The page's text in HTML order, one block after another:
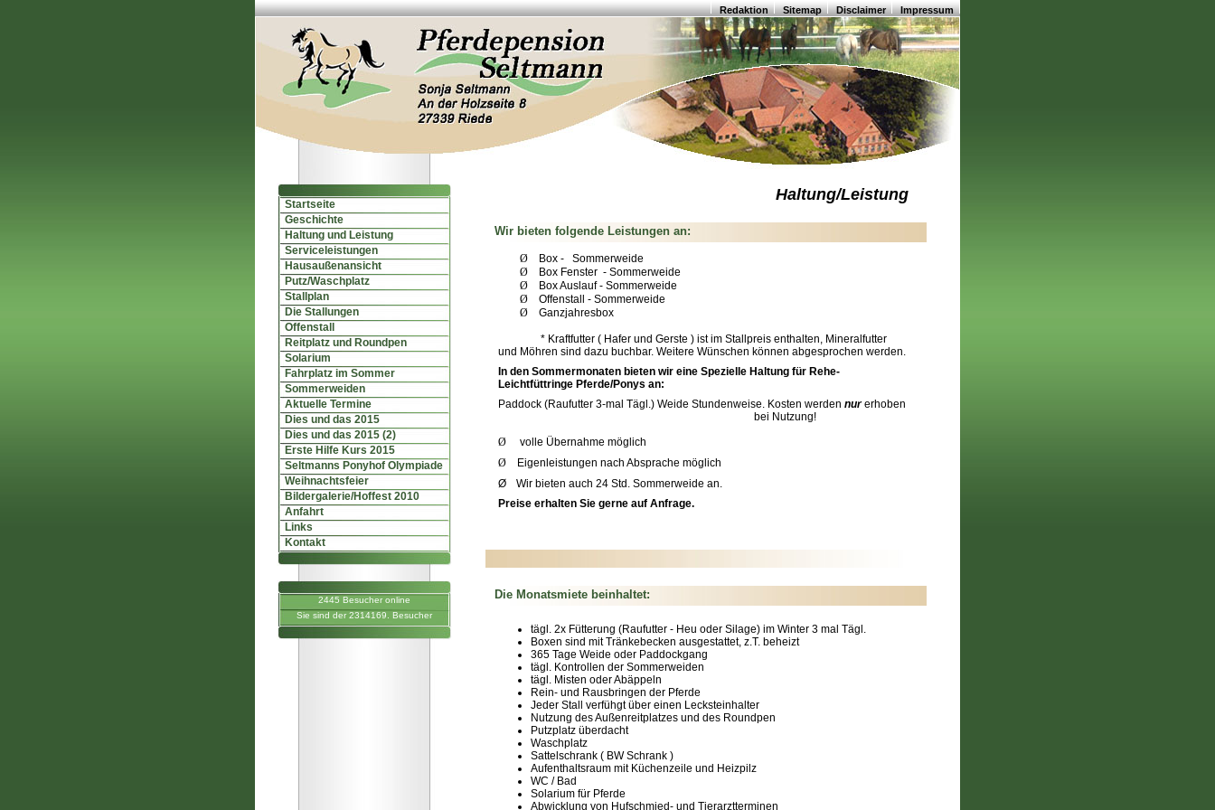
Redaktion Sitemap Disclaimer Impressum
Startseite
Geschichte
Haltung und Leistung
Serviceleistungen
Hausaußenansicht
Putz/Waschplatz
Stallplan
Die Stallungen
Offenstall
Reitplatz und Roundpen
Solarium
Fahrplatz im Sommer
Sommerweiden
Aktuelle Termine
Dies und das 2015
Dies und das 2015 (2)
Erste Hilfe Kurs 2015
Seltmanns Ponyhof Olympiade
Weihnachtsfeier
Bildergalerie/Hoffest 2010
Anfahrt
Links
Kontakt
2445 Besucher online
Sie sind der 2314169. Besucher
Haltung/Leistung
Wir bieten folgende Leistungen an:
Ø Box -
Sommerweide
Ø
Box Fenster - Sommerweide
Ø
Box Auslauf - Sommerweide
Ø
Offenstall - Sommerweide
Ø
Ganzjahresbox
* Kraftfutter ( Hafer und Gerste ) ist im Stallpreis enthalten, Mineralfutter
und Möhren sind dazu buchbar. Weitere Wünschen können abgesprochen werden.
In den Sommermonaten bieten wir eine Spezielle Haltung für Rehe-
Leichtfüttringe Pferde/Ponys an:
Paddock (Raufutter 3-mal Tägl.) Weide Stundenweise. Kosten werden nurerhoben
bei Nutzung!
Ø
volle Übernahme möglich
Ø
Eigenleistungen nach Absprache möglich
Ø
Wir bieten auch 24 Std. Sommerweide an.
Preise erhalten Sie gerne auf Anfrage.
Die Monatsmiete beinhaltet:
tägl. 2x Fütterung (Raufutter - Heu oder Silage) im Winter 3 mal Tägl.
Boxen sind mit Tränkebecken ausgestattet, z.T. beheizt
365 Tage Weide oder Paddockgang
tägl. Kontrollen der Sommerweiden
tägl. Misten oder Abäppeln
Rein- und Rausbringen der Pferde
Jeder Stall verfühgt über einen Lecksteinhalter
Nutzung des Außenreitplatzes und des Roundpen
Putzplatz überdacht
Waschplatz
Sattelschrank ( BW Schrank )
Aufenthaltsraum mit Küchenzeile und Heizpilz
WC / Bad
Solarium für Pferde
Abwicklung von Hufschmied- und Tierarztterminen